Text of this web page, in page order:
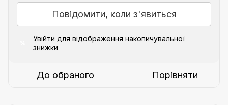
Повідомити, коли з'явиться
Увійти для відображення накопичувальної
знижки
До обраного Порівняти